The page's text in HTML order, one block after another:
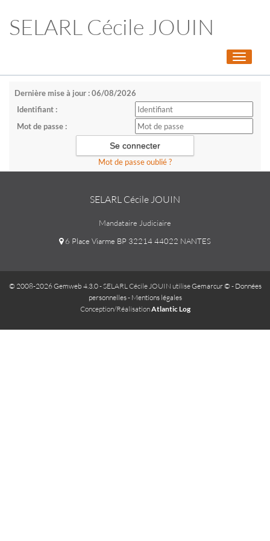
SELARL Cécile JOUIN
Toggle
Dernière mise à jour : 06/08/2026
Identifiant :
Mot de passe :
Mot de passe oublié ?
SELARL Cécile JOUIN
Mandataire Judiciaire
6 Place Viarme BP 32214 44022 NANTES
© 2008-2026 Gemweb 4.3.0- SELARL Cécile JOUIN utiliseGemarcur © - Données
personnelles- Mentions légales
Conception/RéalisationAtlantic Log